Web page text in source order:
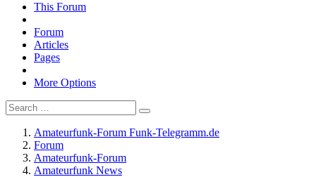
This Forum
Forum
Articles
Pages
More Options
Amateurfunk-Forum Funk-Telegramm.de
Forum
Amateurfunk-Forum
Amateurfunk News